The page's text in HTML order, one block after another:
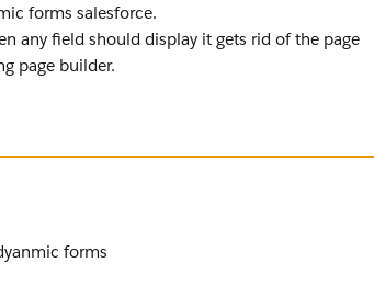
forms salesforce.
any field should display it gets rid of the page
page builder.
forms